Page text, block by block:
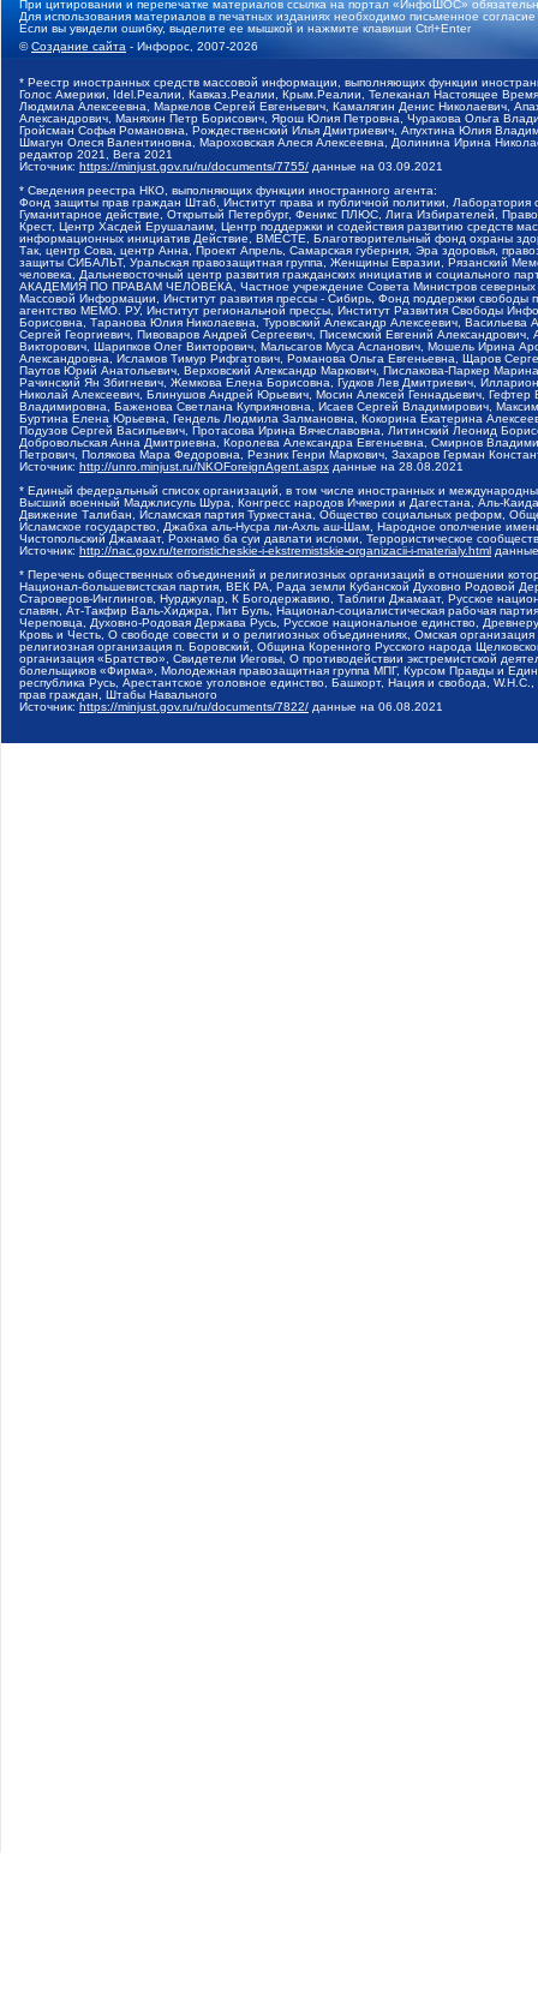
При цитировании и перепечатке материалов ссылка на портал «ИнфоШОС»
Для использования материалов в печатных изданиях необходимо письменное
Если вы увидели ошибку, выделите ее мышкой и нажмите клавиши Ctrl+Enter
©Создание сайта - Инфорос, 2007-2026
* Реестр иностранных средств массовой информации, выполняющих функции
Голос Америки, Idel.Реалии, Кавказ.Реалии, Крым.Реалии, Телеканал Настоящее
Людмила Алексеевна, Маркелов Сергей Евгеньевич, Камалягин Денис Николаевич,
Александрович, Маняхин Петр Борисович, Ярош Юлия Петровна, Чуракова Ольга
Гройсман Софья Романовна, Рождественский Илья Дмитриевич, Апухтина Юлия
Шмагун Олеся Валентиновна, Мароховская Алеся Алексеевна, Долинина Ирина
редактор 2021, Вега 2021
Источник: https://minjust.gov.ru/ru/documents/7755/ данные на 03.09.2021
* Сведения реестра НКО, выполняющих функции иностранного агента:
Фонд защиты прав граждан Штаб, Институт права и публичной политики,
Гуманитарное действие, Открытый Петербург, Феникс ПЛЮС, Лига Избирателей,
Крест, Центр Хасдей Ерушалаим, Центр поддержки и содействия развитию средств
информационных инициатив Действие, ВМЕСТЕ, Благотворительный фонд охраны
Так, центр Сова, центр Анна, Проект Апрель, Самарская губерния, Эра здоровья,
защиты СИБАЛЬТ, Уральская правозащитная группа, Женщины Евразии, Рязанский
человека, Дальневосточный центр развития гражданских инициатив и социального
АКАДЕМИЯ ПО ПРАВАМ ЧЕЛОВЕКА, Частное учреждение Совета Министров северных
Массовой Информации, Институт развития прессы - Сибирь, Фонд поддержки
агентство МЕМО. РУ, Институт региональной прессы, Институт Развития Свободы
Борисовна, Таранова Юлия Николаевна, Туровский Александр Алексеевич,
Сергей Георгиевич, Пивоваров Андрей Сергеевич, Писемский Евгений
Викторович, Шарипков Олег Викторович, Мальсагов Муса Асланович, Мошель Ирина
Александровна, Исламов Тимур Рифгатович, Романова Ольга Евгеньевна, Щаров
Паутов Юрий Анатольевич, Верховский Александр Маркович, Пислакова-Паркер
Рачинский Ян Збигневич, Жемкова Елена Борисовна, Гудков Лев Дмитриевич,
Николай Алексеевич, Блинушов Андрей Юрьевич, Мосин Алексей Геннадьевич,
Владимировна, Баженова Светлана Куприяновна, Исаев Сергей Владимирович,
Буртина Елена Юрьевна, Гендель Людмила Залмановна, Кокорина Екатерина
Подузов Сергей Васильевич, Протасова Ирина Вячеславовна, Литинский Леонид
Добровольская Анна Дмитриевна, Королева Александра Евгеньевна, Смирнов
Петрович, Полякова Мара Федоровна, Резник Генри Маркович, Захаров Герман
Источник: http://unro.minjust.ru/NKOForeignAgent.aspx данные на 28.08.2021
* Единый федеральный список организаций, в том числе иностранных и
Высший военный Маджлисуль Шура, Конгресс народов Ичкерии и Дагестана, Аль-
Движение Талибан, Исламская партия Туркестана, Общество социальных реформ,
Исламское государство, Джабха аль-Нусра ли-Ахль аш-Шам, Народное ополчение
Чистопольский Джамаат, Рохнамо ба суи давлати исломи, Террористическое
Источник: http://nac.gov.ru/terroristicheskie-i-ekstremistskie-organizacii-i-materialy.html
* Перечень общественных объединений и религиозных организаций в отношении
Национал-большевистская партия, ВЕК РА, Рада земли Кубанской Духовно Родовой
Староверов-Инглингов, Нурджулар, К Богодержавию, Таблиги Джамаат, Русское
славян, Ат-Такфир Валь-Хиджра, Пит Буль, Национал-социалистическая рабочая
Череповца, Духовно-Родовая Держава Русь, Русское национальное единство,
Кровь и Честь, О свободе совести и о религиозных объединениях, Омская
религиозная организация п. Боровский, Община Коренного Русского народа
организация «Братство», Свидетели Иеговы, О противодействии экстремистской
болельщиков «Фирма», Молодежная правозащитная группа МПГ, Курсом Правды и
республика Русь, Арестантское уголовное единство, Башкорт, Нация и свобода,
прав граждан, Штабы Навального
Источник: https://minjust.gov.ru/ru/documents/7822/ данные на 06.08.2021